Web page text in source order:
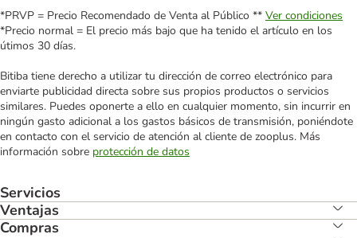
*PRVP = Precio Recomendado de Venta al Público ** Ver condiciones
*Precio normal = El precio más bajo que ha tenido el artículo en los
útimos 30 días.
Bitiba tiene derecho a utilizar tu dirección de correo electrónico para
enviarte publicidad directa sobre sus propios productos o servicios
similares. Puedes oponerte a ello en cualquier momento, sin incurrir en
ningún gasto adicional a los gastos básicos de transmisión, poniéndote
en contacto con el servicio de atención al cliente de zooplus. Más
información sobre protección de datos
Servicios
Ventajas
Compras